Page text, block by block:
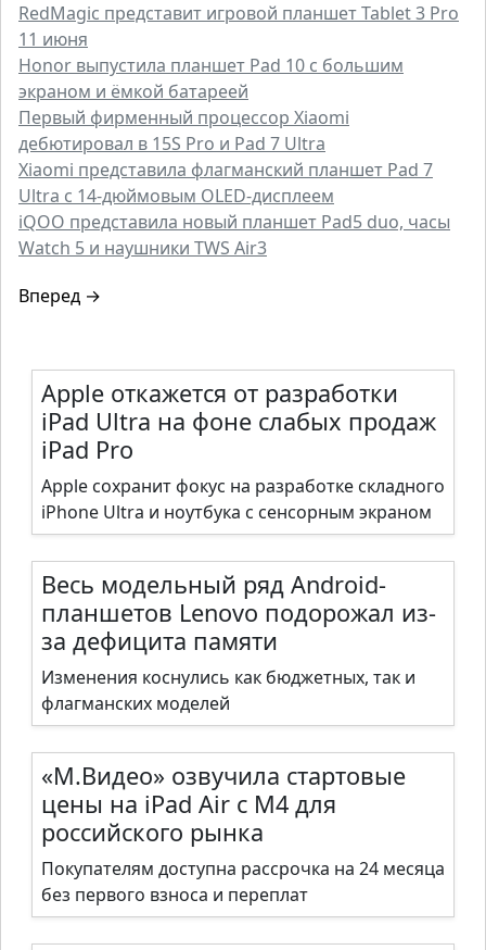
RedMagic представит игровой планшет Tablet 3 Pro
11 июня
Honor выпустила планшет Pad 10 с большим
экраном и ёмкой батареей
Первый фирменный процессор Xiaomi
дебютировал в 15S Pro и Pad 7 Ultra
Xiaomi представила флагманский планшет Pad 7
Ultra с 14-дюймовым OLED-дисплеем
iQOO представила новый планшет Pad5 duo, часы
Watch 5 и наушники TWS Air3
Вперед →
Apple откажется от разработки
iPad Ultra на фоне слабых продаж
iPad Pro
Apple сохранит фокус на разработке складного
iPhone Ultra и ноутбука с сенсорным экраном
Весь модельный ряд Android-
планшетов Lenovo подорожал из-
за дефицита памяти
Изменения коснулись как бюджетных, так и
флагманских моделей
«М.Видео» озвучила стартовые
цены на iPad Air с M4 для
российского рынка
Покупателям доступна рассрочка на 24 месяца
без первого взноса и переплат